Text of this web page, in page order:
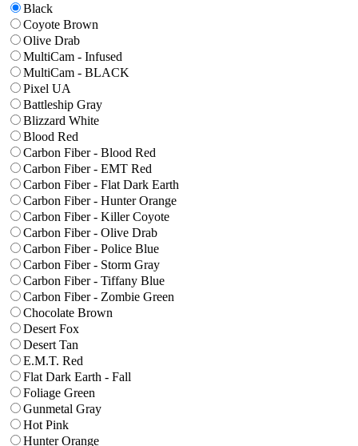
Black
Coyote Brown
Olive Drab
MultiCam - Infused
MultiCam - BLACK
Pixel UA
Battleship Gray
Blizzard White
Blood Red
Carbon Fiber - Blood Red
Carbon Fiber - EMT Red
Carbon Fiber - Flat Dark Earth
Carbon Fiber - Hunter Orange
Carbon Fiber - Killer Coyote
Carbon Fiber - Olive Drab
Carbon Fiber - Police Blue
Carbon Fiber - Storm Gray
Carbon Fiber - Tiffany Blue
Carbon Fiber - Zombie Green
Chocolate Brown
Desert Fox
Desert Tan
E.M.T. Red
Flat Dark Earth - Fall
Foliage Green
Gunmetal Gray
Hot Pink
Hunter Orange